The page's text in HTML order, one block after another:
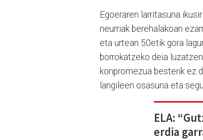
Egoeraren larritasuna
neurriak berehalakoan
eta urtean 50etik gora
borrokatzeko deia
konpromezua besterik ez
langileen osasuna eta
ELA:
erdia